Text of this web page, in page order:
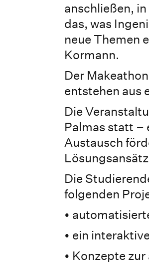
anschließen,
das, was
neue Themen
Kormann.
Der
entstehen aus
Die
Palmas statt –
Austausch
Die
folgenden
•
• ein
• Konzepte